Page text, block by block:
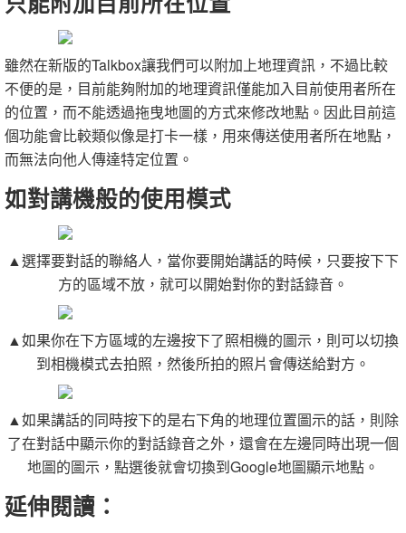
雖然在新版的Talkbox讓我們可以附加上地理資訊，不過比較
不便的是，目前能夠附加的地理資訊僅能加入目前使用者所在
的位置，而不能透過拖曳地圖的方式來修改地點。因此目前這
個功能會比較類似像是打卡一樣，用來傳送使用者所在地點，
而無法向他人傳達特定位置。
如對講機般的使用模式
▲選擇要對話的聯絡人，當你要開始講話的時候，只要按下下
方的區域不放，就可以開始對你的對話錄音。
▲如果你在下方區域的左邊按下了照相機的圖示，則可以切換
到相機模式去拍照，然後所拍的照片會傳送給對方。
▲如果講話的同時按下的是右下角的地理位置圖示的話，則除
了在對話中顯示你的對話錄音之外，還會在左邊同時出現一個
地圖的圖示，點選後就會切換到Google地圖顯示地點。
延伸閱讀：